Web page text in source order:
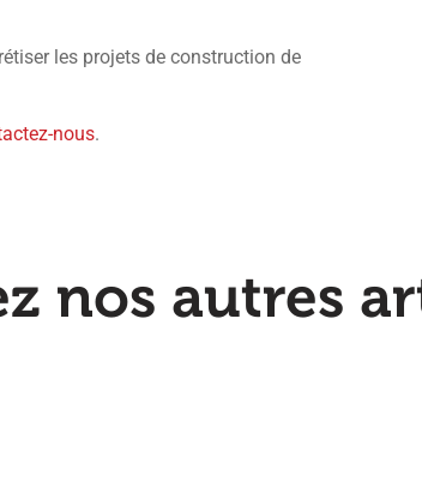
les projets de construction de
nous.
nos autres